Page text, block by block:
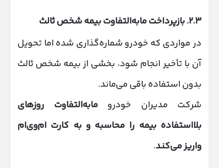
۲.۳.بازپرداخت مابه‌التفاوت بیمه شخص ثالث
در مواردی که خودرو شماره‌گذاری شده اما تحویل
آن با تأخیر انجام شود، بخشی از بیمه شخص ثالث
بدون استفاده باقی می‌ماند.
شرکت مدیران خودرومابه‌التفاوت روزهای
بلااستفاده بیمه را محاسبه و به کارت ام‌وی‌ام
واریز می‌کند.